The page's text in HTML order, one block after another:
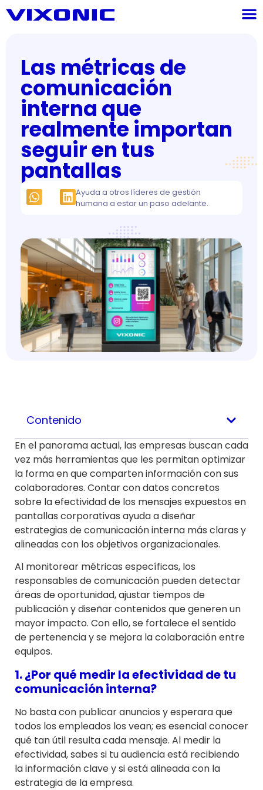
Las métricas de
comunicación
interna que
realmente importan
seguir en tus
pantallas
Ayuda a otros líderes de gestión
humana a estar un paso adelante.
Contenido
En el panorama actual, las empresas buscan cada
vez más herramientas que les permitan optimizar
la forma en que comparten información con sus
colaboradores. Contar con datos concretos
sobre la efectividad de los mensajes expuestos en
pantallas corporativas ayuda a diseñar
estrategias de comunicación interna más claras y
alineadas con los objetivos organizacionales.
Al monitorear métricas específicas, los
responsables de comunicación pueden detectar
áreas de oportunidad, ajustar tiempos de
publicación y diseñar contenidos que generen un
mayor impacto. Con ello, se fortalece el sentido
de pertenencia y se mejora la colaboración entre
equipos.
1. ¿Por qué medir la efectividad de tu
comunicación interna?
No basta con publicar anuncios y esperara que
todos los empleados los vean; es esencial conocer
qué tan útil resulta cada mensaje. Al medir la
efectividad, sabes si tu audiencia está recibiendo
la información clave y si está alineada con la
estrategia de la empresa.